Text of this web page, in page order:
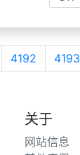
4192 4193
关于
网站信息